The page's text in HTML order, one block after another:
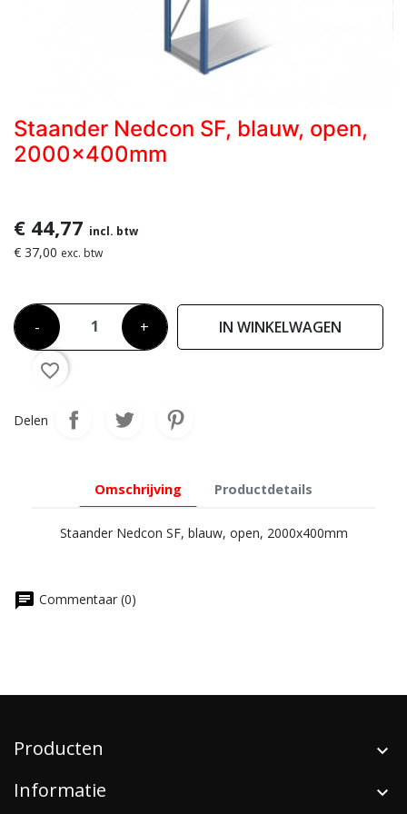
Staander Nedcon SF, blauw, open,
2000x400mm
€ 44,77 incl. btw
€ 37,00 exc. btw
- + IN WINKELWAGEN
favorite_border
Delen
Omschrijving Productdetails
Staander Nedcon SF, blauw, open, 2000x400mm
chat Commentaar (0)
Producten
Informatie